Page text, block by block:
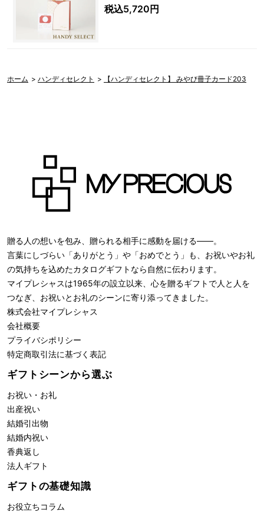
税込5,720円
ホーム > ハンディセレクト > 【ハンディセレクト】 みやび冊子カード203
贈る人の想いを包み、贈られる相手に感動を届ける――。
言葉にしづらい「ありがとう」や「おめでとう」も、お祝いやお礼
の気持ちを込めたカタログギフトなら自然に伝わります。
マイプレシャスは1965年の設立以来、心を贈るギフトで人と人を
つなぎ、お祝いとお礼のシーンに寄り添ってきました。
株式会社マイプレシャス
会社概要
プライバシポリシー
特定商取引法に基づく表記
ギフトシーンから選ぶ
お祝い・お礼
出産祝い
結婚引出物
結婚内祝い
香典返し
法人ギフト
ギフトの基礎知識
お役立ちコラム